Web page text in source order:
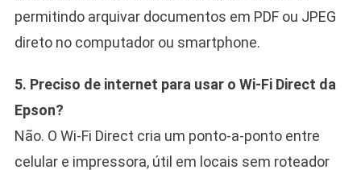
permitindo arquivar documentos em PDF ou JPEG
direto no computador ou smartphone.
5. Preciso de internet para usar o Wi-Fi Direct da
Epson?
Não. O Wi-Fi Direct cria um ponto-a-ponto entre
celular e impressora, útil em locais sem roteador